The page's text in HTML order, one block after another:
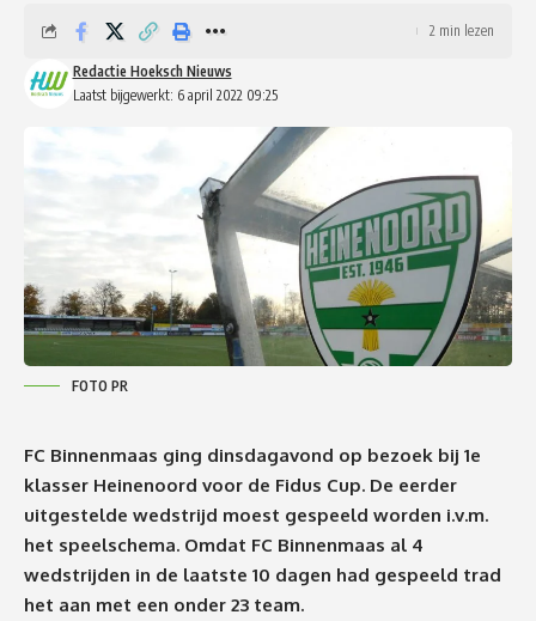
Laatst bijgewerkt: 6 april 2022 09:25
Redactie Hoeksch Nieuws
2 min lezen
FOTO PR
FC Binnenmaas ging dinsdagavond op bezoek bij 1e
klasser Heinenoord voor de Fidus Cup. De eerder
uitgestelde wedstrijd moest gespeeld worden i.v.m.
het speelschema. Omdat FC Binnenmaas al 4
wedstrijden in de laatste 10 dagen had gespeeld trad
het aan met een onder 23 team.